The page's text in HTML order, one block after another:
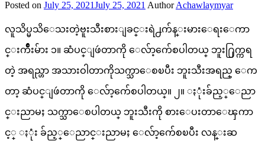
Posted on July 25, 2021July 25, 2021 Author Achawlaymyar
လူသိပ္မသိေသးတဲ့ဗူးသီးစားျခင္းရဲ႕က်န္းမားေရးေကာ
င္းက်ိဳးမ်ား ၁။ ဆံပင္ျဖဴတာကို ေလ်ာ့က်ေစပါတယ္ ဘူး႐ြက္ကရ
တဲ့ အရည္ဟာ အသားဝါတာကိုသက္သာေစၿပီး ဘူးသီးအရည္ ေက
တာ့ ဆံပင္ျဖဴတာကို ေလ်ာ့က်ေစပါတယ္။ ၂။ ႏုံးခ်ည့္ေညာ
င္းညာမႈ သက္သာေစပါတယ္ ဘူးသီးကို စားေပးတာေၾကာ
င့္ ႏုံး ခ်ည့္ေညာင္းညာမႈ ေလ်ာ့က်ေစၿပီး လန္းဆ